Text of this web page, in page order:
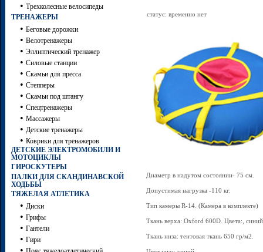
• Трехколесные велосипеды
ТРЕНАЖЕРЫ
• Беговые дорожки
• Велотренажеры
• Эллиптический тренажер
• Силовые станции
• Скамьи для пресса
• Степперы
• Скамьи под штангу
• Спецтренажеры
• Массажеры
• Детские тренажеры
• Коврики для тренажеров
ДЕТСКИЕ ЭЛЕКТРОМОБИЛИ И
МОТОЦИКЛЫ
ГИРОСКУТЕРЫ
ПАЛКИ ДЛЯ СКАНДИНАВСКОЙ
ХОДЬБЫ
ТЯЖЕЛАЯ АТЛЕТИКА
• Диски
• Грифы
• Гантели
• Гири
•
статус: временно нет
Диаметр в надутом состоянии- 75 см.
Допустимая нагрузка -110 кг.
Тип камеры R-14. (Камера в комплекте)
Ткань верха: Oxford 600D. Цвета:, синий
Ткань низа: тентовая ткань 650 гр/м2.